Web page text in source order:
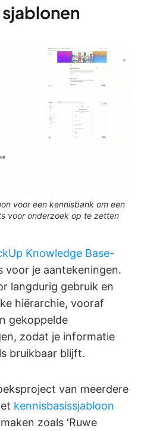
voor een kennisbank om een
voor onderzoek op te zetten
Knowledge Base-
voor je aantekeningen.
langdurig gebruik en
hiërarchie, vooraf
gekoppelde
zodat je informatie
bruikbaar blijft.
van meerdere
kennisbasissjabloon
zoals ‘Ruwe